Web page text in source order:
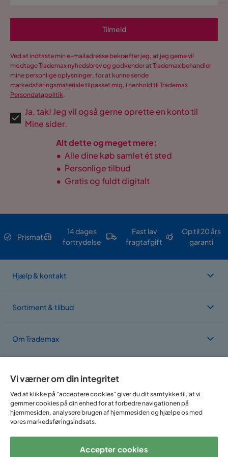
Tilmeld
Ved at indtaste min e-mailadresse bekræfter jeg, at jeg gerne vil
modtage Trademax nyhedsbrev og godkender at Trademax behandler
mine personlige oplysninger, for at kunne sende
markedsføringsmateriale tilpasset mig, i henhold til Trademax
Persondatapolitik.
Ja, tak! Jeg vil også gerne oprette en konto til
Mine sider.
Alt dette og meget mere:
• Alle dine køb samlet ét sted
• Personlige tilbud
• Gratis og fuldt digitalt
Prismatch
14 dages
fortrydelse
Fast lav
fragtafgift
Op til 20 års
garanti
Hjælp & kontakt
Sortiment & tilbud
Om Trademax
Vi findes i flere forskellige lande
Vi værner om din integritet
Ved at klikke på "acceptere cookies" giver du dit samtykke til, at vi
gemmer cookies på din enhed for at forbedre navigationen på
hjemmesiden, analysere brugen af hjemmesiden og hjælpe os med
vores markedsføringsindsats.
Accepter cookies